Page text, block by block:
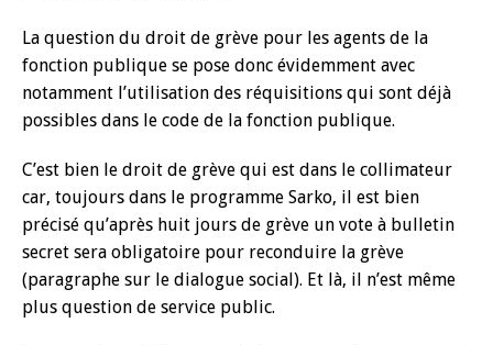
La question du droit de grève pour les agents de la
fonction publique se pose donc évidemment avec
notamment l’utilisation des réquisitions qui sont déjà
possibles dans le code de la fonction publique.
C’est bien le droit de grève qui est dans le collimateur
car, toujours dans le programme Sarko, il est bien
précisé qu’après huit jours de grève un vote à bulletin
secret sera obligatoire pour reconduire la grève
(paragraphe sur le dialogue social). Et là, il n’est même
plus question de service public.